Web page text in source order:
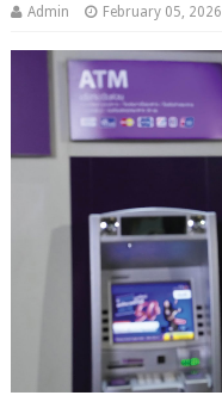
Admin February 05, 2026